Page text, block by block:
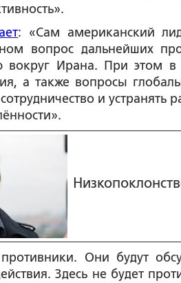
: «Сам американский
вопрос дальнейших
вокруг Ирана. При этом
а также вопросы
и
Они будут
Здесь не будет